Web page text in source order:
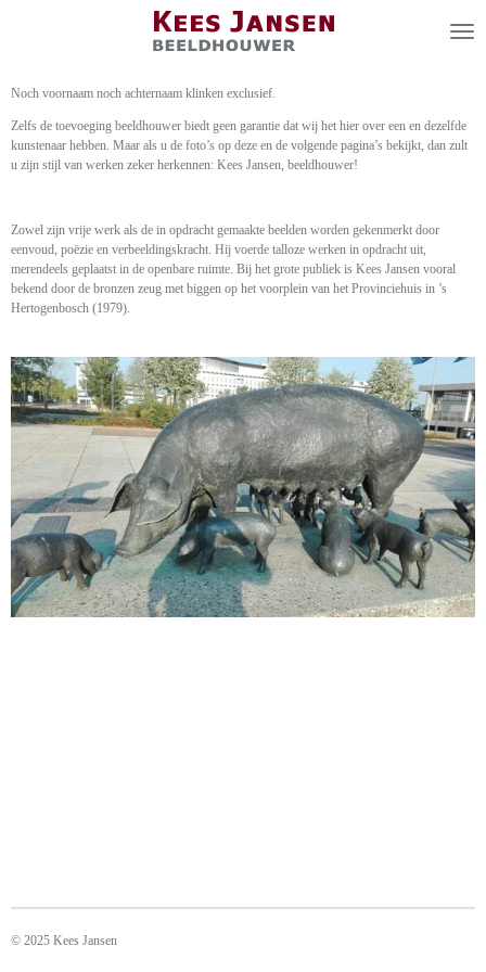
hoofdinhoud
Noch voornaam noch achternaam klinken exclusief.
Zelfs de toevoeging beeldhouwer biedt geen garantie dat wij het hier over een en dezelfde
kunstenaar hebben. Maar als u de foto’s op deze en de volgende pagina’s bekijkt, dan zult
u zijn stijl van werken zeker herkennen: Kees Jansen, beeldhouwer!
Zowel zijn vrije werk als de in opdracht gemaakte beelden worden gekenmerkt door
eenvoud, poëzie en verbeeldingskracht. Hij voerde talloze werken in opdracht uit,
merendeels geplaatst in de openbare ruimte. Bij het grote publiek is Kees Jansen vooral
bekend door de bronzen zeug met biggen op het voorplein van het Provinciehuis in ’s
Hertogenbosch (1979).
© 2025 Kees Jansen